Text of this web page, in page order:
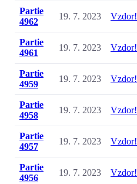
Partie
4962
19. 7. 2023 Vzdor!
Partie
4961
19. 7. 2023 Vzdor!
Partie
4959
19. 7. 2023 Vzdor!
Partie
4958
19. 7. 2023 Vzdor!
Partie
4957
19. 7. 2023 Vzdor!
Partie
4956
19. 7. 2023 Vzdor!